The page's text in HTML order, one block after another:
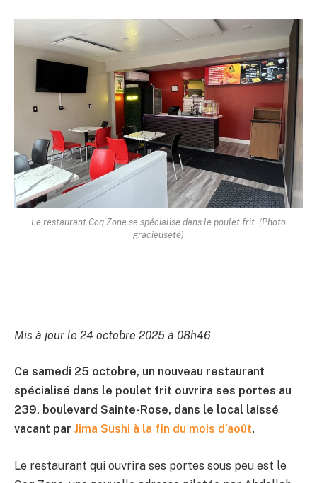
Le restaurant Coq Zone se spécialise dans le poulet frit. (Photo
gracieuseté)
Mis à jour le 24 octobre 2025 à 08h46
Ce samedi 25 octobre, un nouveau restaurant
spécialisé dans le poulet frit ouvrira ses portes au
239, boulevard Sainte-Rose, dans le local laissé
vacant par Jima Sushi à la fin du mois d’août.
Le restaurant qui ouvrira ses portes sous peu est le